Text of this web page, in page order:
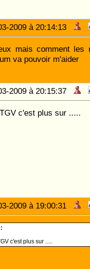
2009 à 20:14:13
mais comment les
va pouvoir m'aider
2009 à 20:15:37
c'est plus sur .....
2009 à 19:00:31
c'est plus sur .....